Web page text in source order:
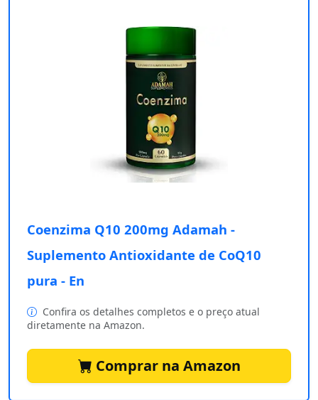
Coenzima Q10 200mg Adamah -
Suplemento Antioxidante de CoQ10
pura - En
Confira os detalhes completos e o preço atual
diretamente na Amazon.
Comprar na Amazon